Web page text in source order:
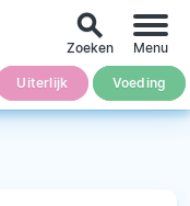
Uiterlijk Voeding
search
Zoeken Menu